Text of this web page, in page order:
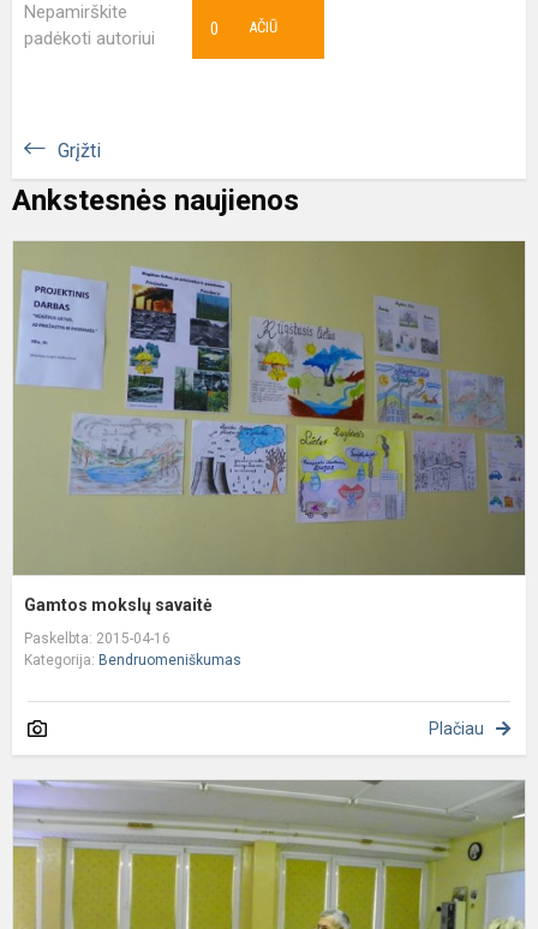
Nepamirškite
padėkoti autoriui
AČIŪ
0
Grįžti
Ankstesnės naujienos
Gamtos mokslų savaitė
Paskelbta: 2015-04-16
Kategorija: Bendruomeniškumas
Plačiau